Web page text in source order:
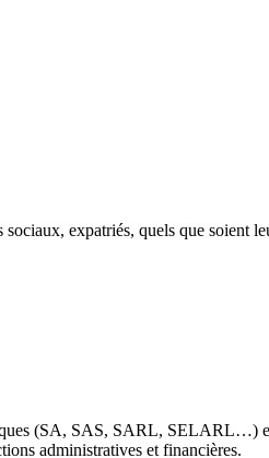
sociaux, expatriés, quels que
(SA, SAS, SARL,
administratives et financières.